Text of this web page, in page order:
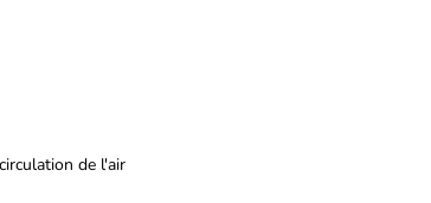
de l'air